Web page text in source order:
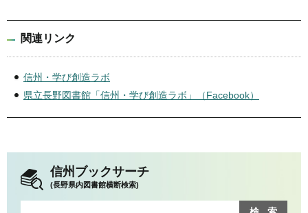
関連リンク
信州・学び創造ラボ
県立長野図書館「信州・学び創造ラボ」（Facebook）
信州ブックサーチ
(長野県内図書館横断検索)